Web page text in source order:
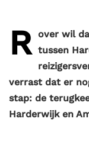
R over wil
tussen
verrast dat er
stap: de
Harderwijk en